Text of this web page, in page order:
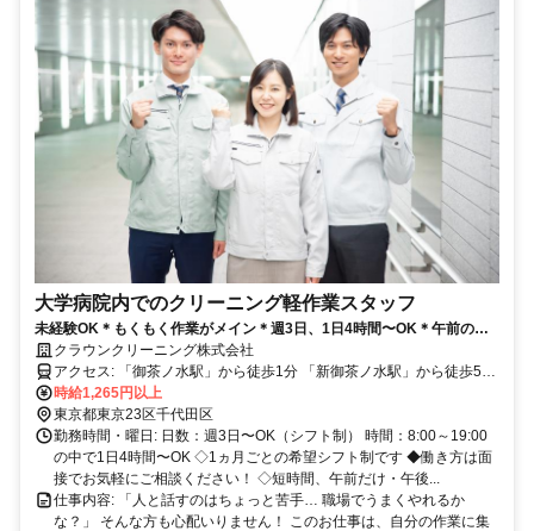
大学病院内でのクリーニング軽作業スタッフ
未経験OK＊もくもく作業がメイン＊週3日、1日4時間〜OK＊午前の
み、午後のみ勤務可＊衣類の検品・畳み作業＊ルーティーンワークが得
意な方オススメ
クラウンクリーニング株式会社
アクセス: 「御茶ノ水駅」から徒歩1分 「新御茶ノ水駅」から徒歩5分
◇アクセス良好！駅近で通いやすい！ ◇駅チカ5分以内 ＜他に、この
駅からも近いです◎＞ 「末広町駅」から徒歩11分 「神保町駅」から
徒歩15分 「秋葉原駅」から徒歩15分
時給1,265円以上
東京都東京23区千代田区
勤務時間・曜日: 日数：週3日〜OK（シフト制） 時間：8:00～19:00
の中で1日4時間〜OK ◇1ヵ月ごとの希望シフト制です ◆働き方は面
接でお気軽にご相談ください！ ◇短時間、午前だけ・午後...
仕事内容: 「人と話すのはちょっと苦手… 職場でうまくやれるか
な？」 そんな方も心配いりません！ このお仕事は、自分の作業に集